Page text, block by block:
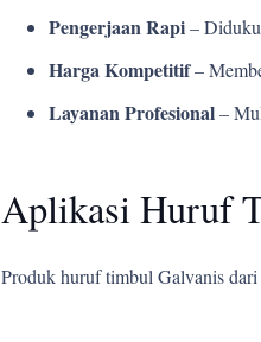
Pengerjaan Rapi–
Harga Kompetitif–
Layanan Profesional–
Aplikasi Huruf
Produk huruf timbul Galvanis